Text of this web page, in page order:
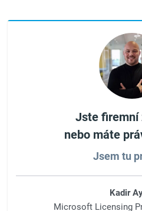
Jste firemní
nebo máte
Jsem tu
Kadir
Microsoft Licensing